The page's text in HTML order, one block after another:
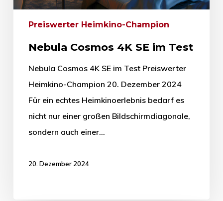
Preiswerter Heimkino-Champion
Nebula Cosmos 4K SE im Test
Nebula Cosmos 4K SE im Test Preiswerter
Heimkino-Champion 20. Dezember 2024
Für ein echtes Heimkinoerlebnis bedarf es
nicht nur einer großen Bildschirmdiagonale,
sondern auch einer…
20. Dezember 2024